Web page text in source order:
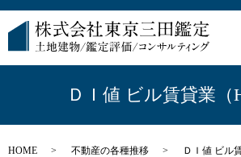
ＤＩ値 ビル賃貸業（
HOME 不動産の各種推移 ＤＩ値 ビル